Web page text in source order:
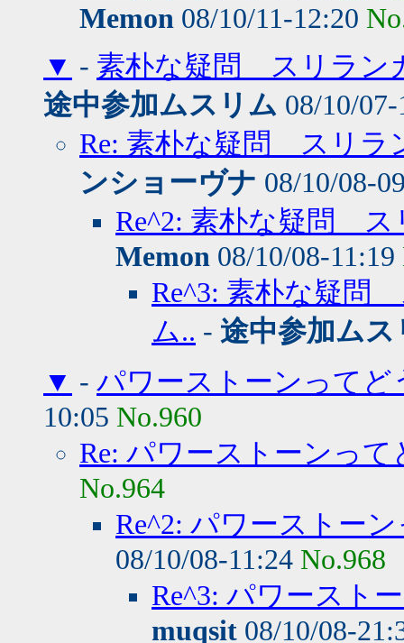
Memon 08/10/11-12:20
▼ - 素朴な疑問 スリラン
途中参加ムスリム 08/10/
Re: 素朴な疑問 スリラ
ンショーヴナ 08/10/08-
Re^2: 素朴な疑問 ス
Memon 08/10/08-11:19
Re^3: 素朴な疑問
ム.. - 途中参加ムス
▼ - パワーストーンってど
10:05 No.960
Re: パワーストーンっ
No.964
Re^2: パワーストー
08/10/08-11:24 No.968
Re^3: パワースト
muqsit 08/10/08-